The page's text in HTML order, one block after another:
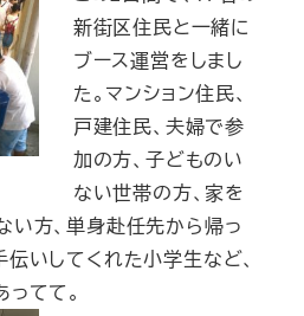
新街区住民と一緒に
ブース運営をしまし
た。マンション住民、
戸建住民、夫婦で参
加の方、子どものい
ない世帯の方、家を
い方、単身赴任先から帰っ
いしてくれた小学生など、
てて。